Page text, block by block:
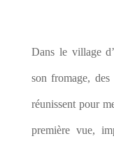
Dans le village
son fromage,
réunissent pour
première vue,